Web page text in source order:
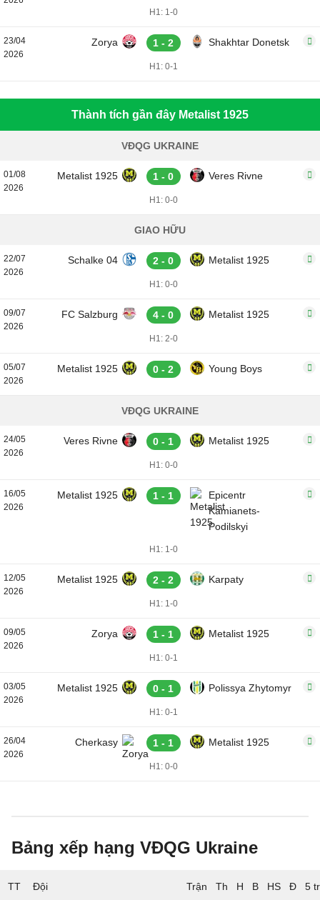
H1: 1-0
23/04
2026
Zorya 1 - 2 Shakhtar Donetsk
H1: 0-1
Thành tích gần đây Metalist 1925
VĐQG UKRAINE
01/08
2026
Metalist 1925 1 - 0 Veres Rivne
H1: 0-0
GIAO HỮU
22/07
2026
Schalke 04 2 - 0 Metalist 1925
H1: 0-0
09/07
2026
FC Salzburg 4 - 0 Metalist 1925
H1: 2-0
05/07
2026
Metalist 1925 0 - 2 Young Boys
VĐQG UKRAINE
24/05
2026
Veres Rivne 0 - 1 Metalist 1925
H1: 0-0
16/05
2026
Metalist 1925 1 - 1
Epicentr
Kamianets-
Podilskyi
H1: 1-0
12/05
2026
Metalist 1925 2 - 2 Karpaty
H1: 1-0
09/05
2026
Zorya 1 - 1 Metalist 1925
H1: 0-1
03/05
2026
Metalist 1925 0 - 1 Polissya Zhytomyr
H1: 0-1
26/04
2026
Cherkasy 1 - 1 Metalist 1925
H1: 0-0
Bảng xếp hạng VĐQG Ukraine
TT Đội 5